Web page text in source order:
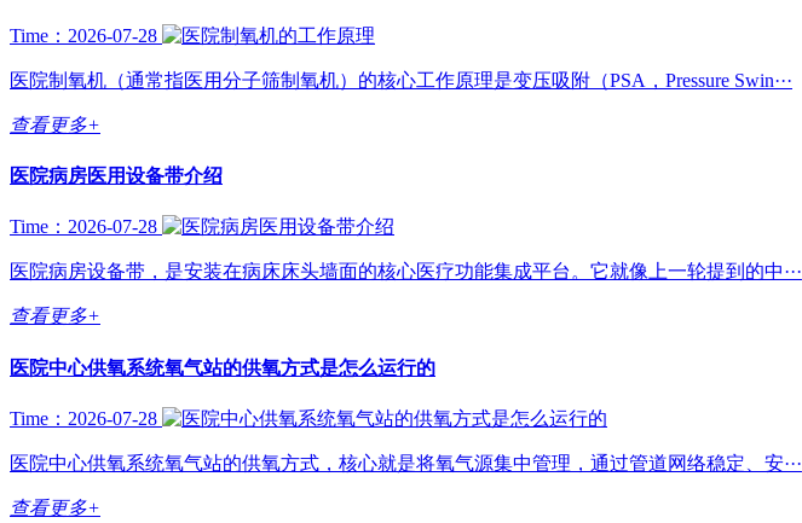
Time：2026-07-28
医院制氧机（通常指医用分子筛制氧机）的核心工作原理是变压吸附（PSA，Pressure Swin···
查看更多+
医院病房医用设备带介绍
Time：2026-07-28
医院病房设备带，是安装在病床床头墙面的核心医疗功能集成平台。它就像上一轮提到的中···
查看更多+
医院中心供氧系统氧气站的供氧方式是怎么运行的
Time：2026-07-28
医院中心供氧系统氧气站的供氧方式，核心就是将氧气源集中管理，通过管道网络稳定、安···
查看更多+